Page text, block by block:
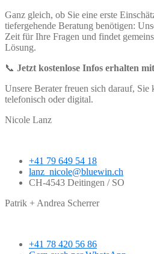
Ganz gleich, ob Sie eine erste
tiefergehende Beratung benötigen:
Zeit für Ihre Fragen und findet
Lösung.
📞 Jetzt kostenlose Infos erhalten
Unsere Berater freuen sich darauf, Sie
telefonisch oder digital.
Nicole Lanz
+41 79 649 54 18
lanz_nicole@bluewin.ch
CH-4543 Deitingen / SO
Patrik + Andrea Scherrer
+41 78 420 56 86